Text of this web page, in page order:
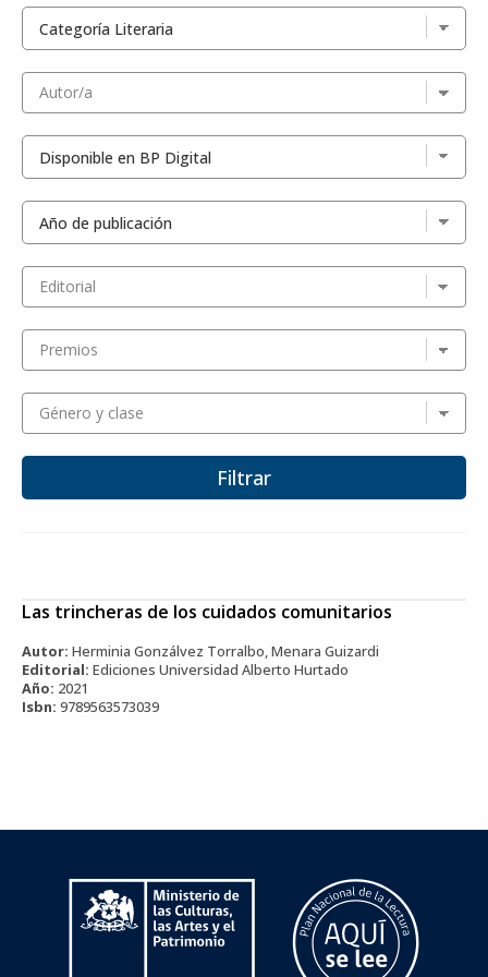
Autor/a
Editorial
Premios
Género y clase
Las trincheras de los cuidados comunitarios
Autor: Herminia Gonzálvez Torralbo, Menara Guizardi
Editorial: Ediciones Universidad Alberto Hurtado
Año: 2021
Isbn: 9789563573039